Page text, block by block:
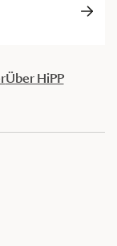
Über HiPP